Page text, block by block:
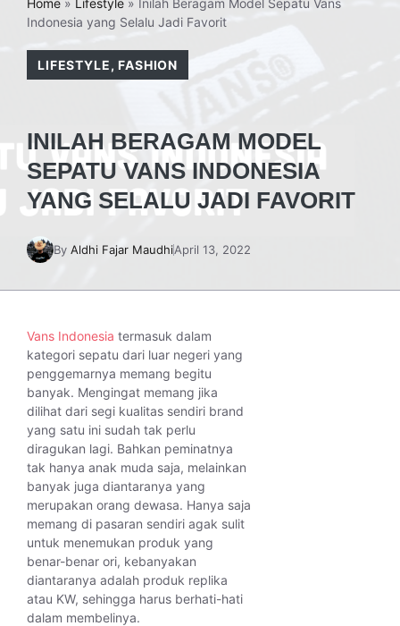
Home » Lifestyle » Inilah Beragam Model Sepatu Vans
Indonesia yang Selalu Jadi Favorit
LIFESTYLE,FASHION
INILAH BERAGAM MODEL
SEPATU VANS INDONESIA
YANG SELALU JADI FAVORIT
By Aldhi Fajar MaudhiApril 13, 2022
Vans Indonesia termasuk dalam
kategori sepatu dari luar negeri yang
penggemarnya memang begitu
banyak. Mengingat memang jika
dilihat dari segi kualitas sendiri brand
yang satu ini sudah tak perlu
diragukan lagi. Bahkan peminatnya
tak hanya anak muda saja, melainkan
banyak juga diantaranya yang
merupakan orang dewasa. Hanya saja
memang di pasaran sendiri agak sulit
untuk menemukan produk yang
benar-benar ori, kebanyakan
diantaranya adalah produk replika
atau KW, sehingga harus berhati-hati
dalam membelinya.